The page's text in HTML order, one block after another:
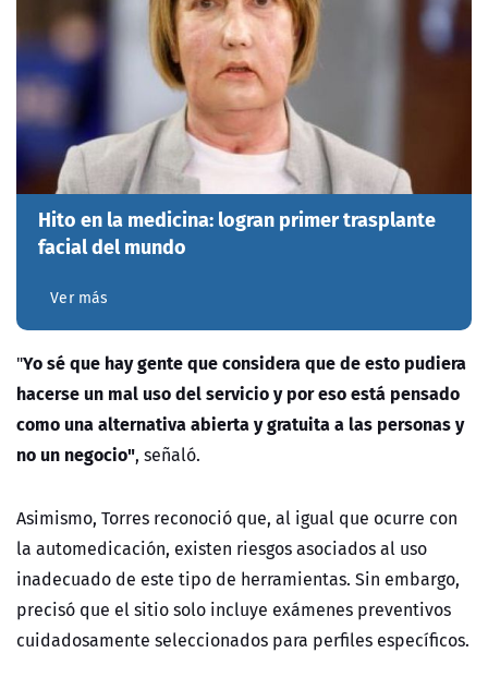
Hito en la medicina: logran primer trasplante
facial del mundo
Ver más
"Yo sé que hay gente que considera que de esto pudiera
hacerse un mal uso del servicio y por eso está pensado
como una alternativa abierta y gratuita a las personas y
no un negocio", señaló.
Asimismo, Torres reconoció que, al igual que ocurre con
la automedicación, existen riesgos asociados al uso
inadecuado de este tipo de herramientas. Sin embargo,
precisó que el sitio solo incluye exámenes preventivos
cuidadosamente seleccionados para perfiles específicos.